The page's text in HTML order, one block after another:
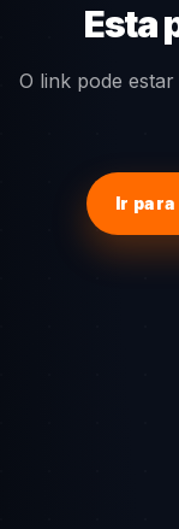
Esta
O link pode
Ir para